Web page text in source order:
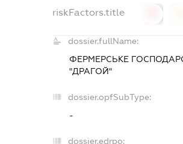
riskFactors.title
dossier.fullName:
ФЕРМЕРСЬКЕ
"ДРАГОЙ"
dossier.opfSubType:
-
dossier.edrpo: